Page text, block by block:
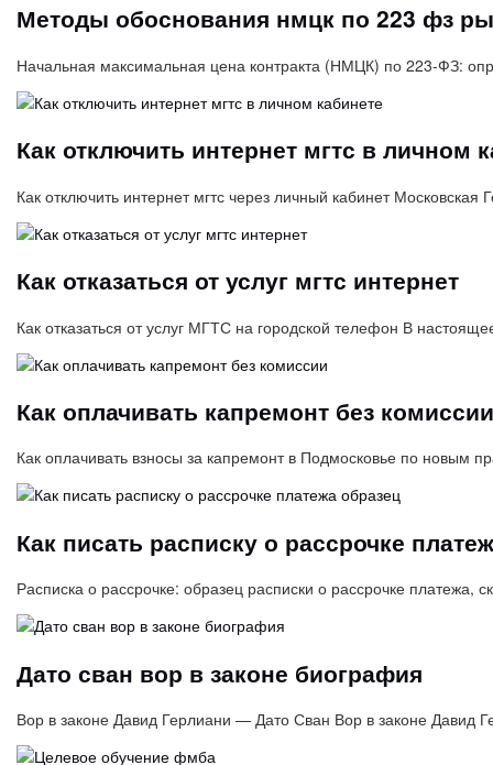
Методы обоснования нмцк по 223 фз
Начальная максимальная цена контракта (НМЦК) по 223-ФЗ:
Как отключить интернет мгтс в личном
Как отключить интернет мгтс через личный кабинет
Как отказаться от услуг мгтс интернет
Как отказаться от услуг МГТС на городской телефон В
Как оплачивать капремонт без комиссии
Как оплачивать взносы за капремонт в Подмосковье по новым
Как писать расписку о рассрочке
Расписка о рассрочке: образец расписки о рассрочке
Дато сван вор в законе биография
Вор в законе Давид Герлиани — Дато Сван Вор в законе Давид